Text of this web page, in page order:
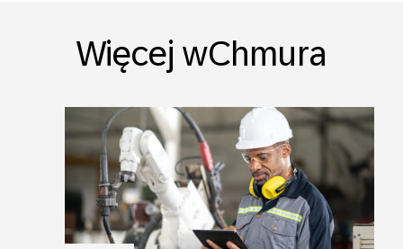
Więcej wChmura